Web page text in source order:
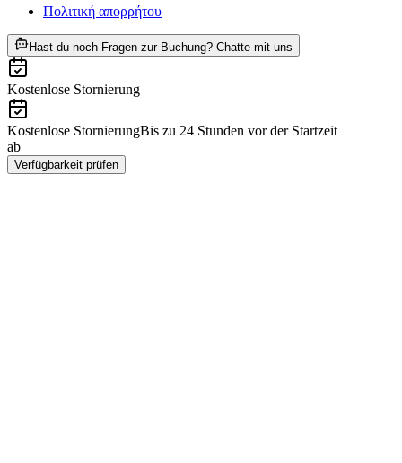
Πολιτική απορρήτου
Hast du noch Fragen zur Buchung? Chatte mit uns
Kostenlose Stornierung
Kostenlose StornierungBis zu 24 Stunden vor der Startzeit
ab
Verfügbarkeit prüfen